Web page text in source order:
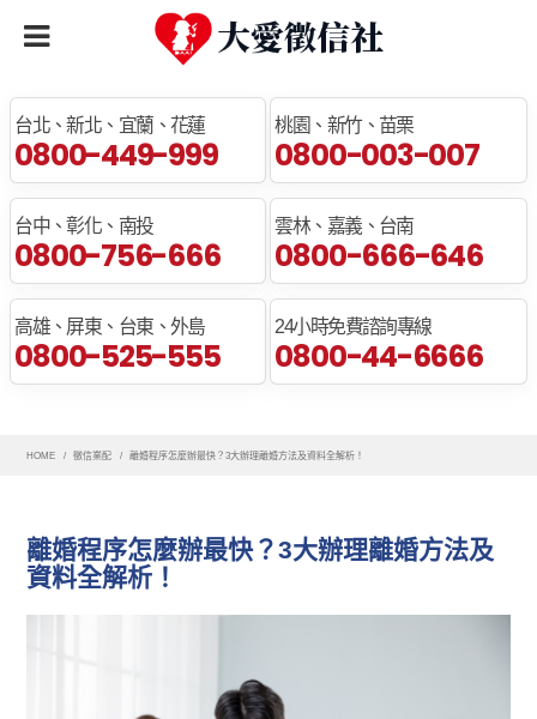
全臺免費諮詢專線
台北、新北、宜蘭、花蓮
0800-449-999
桃園、新竹、苗栗
0800-003-007
台中、彰化、南投
0800-756-666
雲林、嘉義、台南
0800-666-646
高雄、屏東、台東、外島
0800-525-555
24小時免費諮詢專線
0800-44-6666
HOME 徵信業配 離婚程序怎麼辦最快？3大辦理離婚方法及資料全解析！
離婚程序怎麼辦最快？3大辦理離婚方法及
資料全解析！